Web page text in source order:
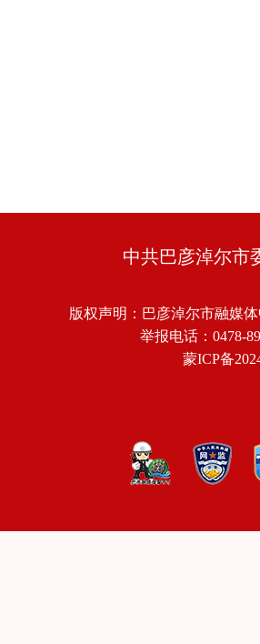
中共巴彦淖尔市
版权声明：巴彦淖尔市融媒
举报电话：0478-
蒙ICP备